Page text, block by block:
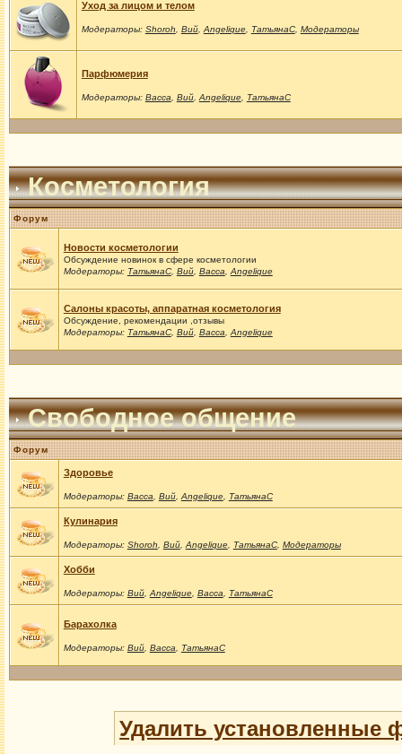
Уход за лицом и телом
Модераторы: Shoroh Вий, Angelique, ТатьянаС, Модераторы
Парфюмерия
Модераторы: Васса Вий, Angelique, ТатьянаС
Косметология
Форум
Новости косметологии
Обсуждение новинок в сфере косметологии
Модераторы: ТатьянаС, Вий, Васса Angelique
Салоны красоты, аппаратная косметология
Обсуждение, рекомендации ,отзывы
Модераторы: ТатьянаС, Вий, Васса Angelique
Свободное общение
Форум
Здоровье
Модераторы: Васса Вий, Angelique, ТатьянаС
Кулинария
Модераторы: Shoroh Вий, Angelique, ТатьянаС, Модераторы
Хобби
Модераторы: Вий, Angelique, Васса ТатьянаС
Барахолка
Модераторы: Вий, Васса ТатьянаС
Удалить установленные